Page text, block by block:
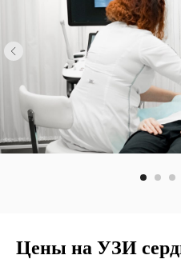
Цены на УЗИ